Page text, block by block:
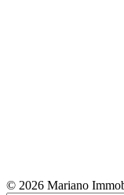
© 2026 Mariano